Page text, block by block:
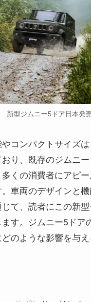
新型ジムニー5ドア日本発
コンパクトサイズ
り、既存のジムニ
くの消費者にアピ
車両のデザインと
て、読者にこの新
す。ジムニー5ドア
のような影響を与